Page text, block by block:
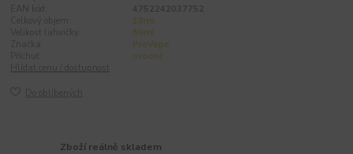
10ml
60ml
ProVape
ovocné
Zboží reálně skladem